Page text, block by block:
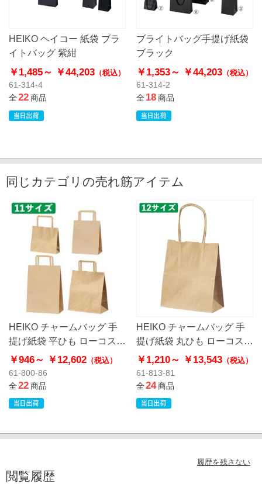
HEIKO ヘイコー 紙袋 ブラ
イトバッグ 紫紺
￥1,485～ ￥44,203 （税込）
61-314-4
全22商品
ブライトバッグ手提げ紙袋
ブラック
￥1,353～ ￥44,203（税込）
61-314-2
全18商品
同じカテゴリの売れ筋アイテム
HEIKO チャームバッグ 手
提げ紙袋 平ひも ローコスト
タイプ 茶無地
￥946～ ￥12,602 （税込）
61-800-86
全22商品
HEIKO チャームバッグ 手
提げ紙袋 丸ひも ローコスト
タイプ 茶無地
￥1,210～ ￥13,543（税込）
61-813-81
全24商品
履歴を残さない
閲覧履歴